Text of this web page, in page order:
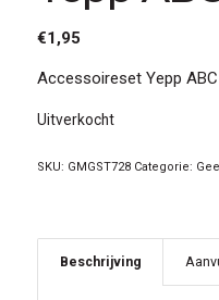
€1,95
Accessoireset Yepp ABC
Uitverkocht
SKU: GMGST728 Categorie:
Beschrijving